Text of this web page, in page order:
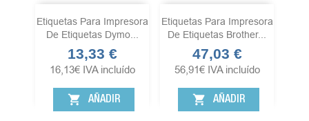
Etiquetas Para Impresora
De Etiquetas Dymo...
Precio
13,33 €
16,13€ IVA incluído
shopping_cart AÑADIR
Etiquetas Para Impresora
De Etiquetas Brother...
Precio
47,03 €
56,91€ IVA incluído
shopping_cart AÑADIR